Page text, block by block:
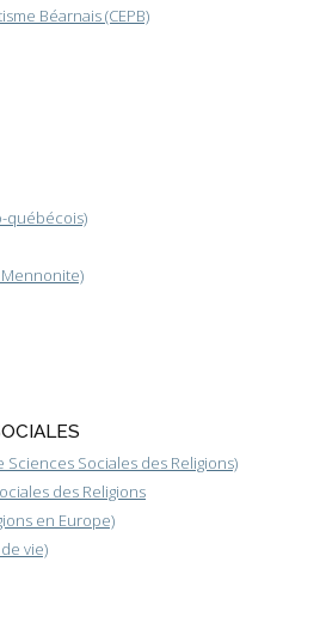
Béarnais (CEPB)
québécois)
Mennonite)
Sciences Sociales des Religions)
des Religions
en Europe)
vie)